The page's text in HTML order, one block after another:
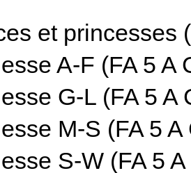
et princesses
A-F (FA 5 A
G-L (FA 5 A
M-S (FA 5 A
S-W (FA 5